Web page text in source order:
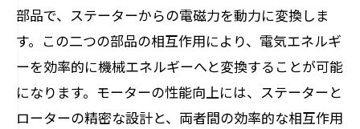
部品で、ステーターからの電磁力を動力に変換しま
す。この二つの部品の相互作用により、電気エネルギ
ーを効率的に機械エネルギーへと変換することが可能
になります。モーターの性能向上には、ステーターと
ローターの精密な設計と、両者間の効率的な相互作用